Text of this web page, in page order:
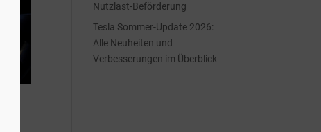
Nutzlast-Beförderung
Tesla Sommer-Update 2026:
Alle Neuheiten und
Verbesserungen im Überblick